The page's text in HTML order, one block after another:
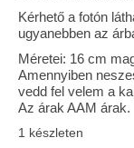
A
Ellynor
Kérhető a fotón
ugyanebben az
Méretei: 16 cm
Amennyiben
vedd fel velem a
Az árak AAM árak.
1 készleten